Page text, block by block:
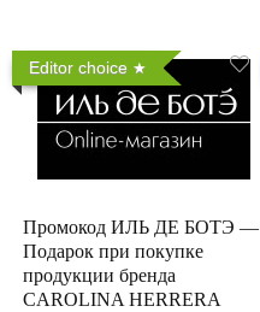
Editor choice
Промокод ИЛЬ ДЕ БОТЭ —
Подарок при покупке
продукции бренда
CAROLINA HERRERA